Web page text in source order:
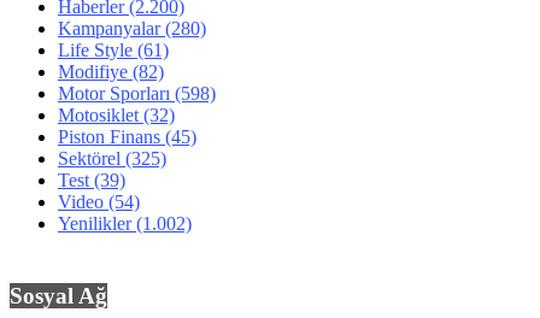
Haberler(2.200)
Kampanyalar(280)
Life Style (61)
Modifiye (82)
Motor Sporları (598)
Motosiklet (32)
Piston Finans (45)
Sektörel (325)
Test (39)
Video (54)
Yenilikler(1.002)
Sosyal Ağ